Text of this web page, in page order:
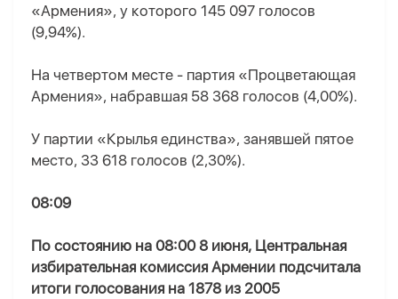
«Армения», у которого 145 097 голосов
(9,94%).
На четвертом месте - партия «Процветающая
Армения», набравшая 58 368 голосов (4,00%).
У партии «Крылья единства», занявшей пятое
место, 33 618 голосов (2,30%).
08:09
По состоянию на 08:00 8 июня, Центральная
избирательная комиссия Армении подсчитала
итоги голосования на 1878 из 2005